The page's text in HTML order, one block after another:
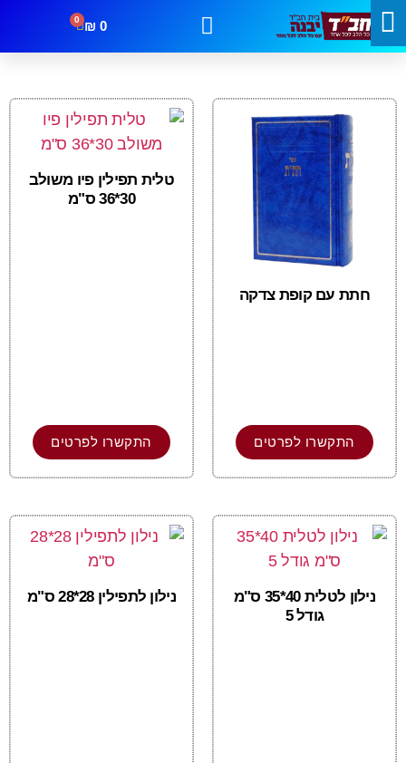
0
₪
0
חתת עם קופת צדקה
התקשרו לפרטים
טלית תפילין פיו משולב
30*36 ס"מ
התקשרו לפרטים
נילון לטלית 40*35 ס"מ
גודל 5
נילון לתפילין 28*28 ס"מ